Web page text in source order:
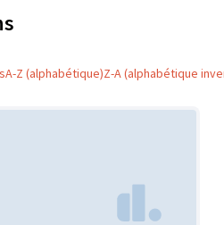
A-Z (alphabétique)Z-A (alphabétique